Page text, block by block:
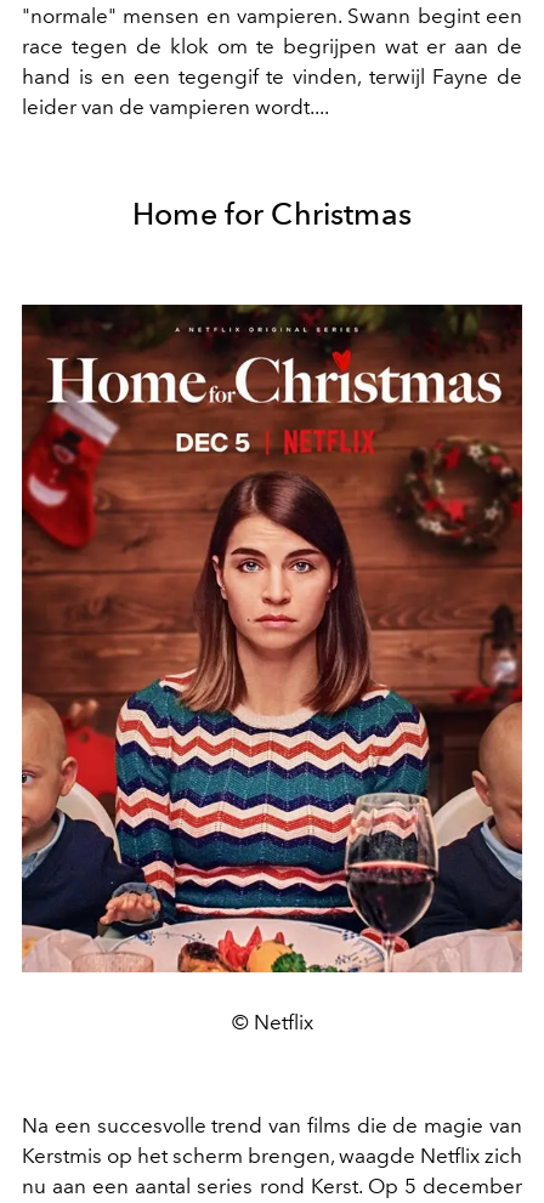
"normale" mensen en vampieren. Swann begint een
race tegen de klok om te begrijpen wat er aan de
hand is en een tegengif te vinden, terwijl Fayne de
leider van de vampieren wordt....
Home for Christmas
© Netflix
Na een succesvolle trend van films die de magie van
Kerstmis op het scherm brengen, waagde Netflix zich
nu aan een aantal series rond Kerst. Op 5 december